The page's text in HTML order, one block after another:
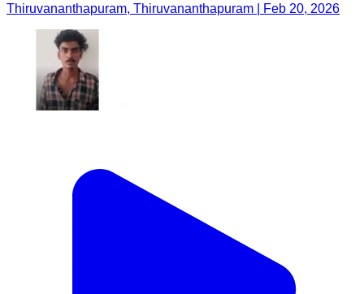
Thiruvananthapuram, Thiruvananthapuram | Feb 20, 2026